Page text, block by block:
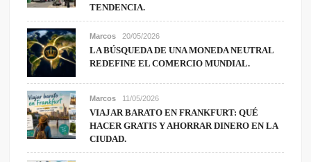
TENDENCIA.
Marcos 20/05/2026
LA BÚSQUEDA DE UNA MONEDA NEUTRAL
REDEFINE EL COMERCIO MUNDIAL.
Marcos 11/05/2026
VIAJAR BARATO EN FRANKFURT: QUÉ
HACER GRATIS Y AHORRAR DINERO EN LA
CIUDAD.